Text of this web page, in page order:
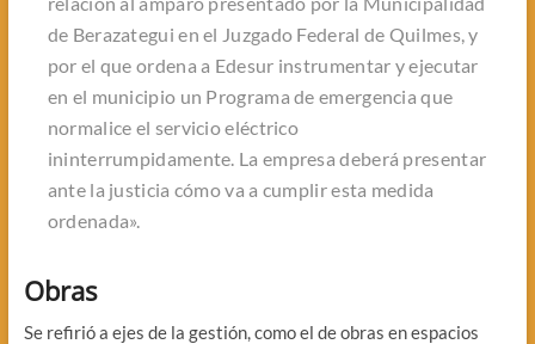
de Berazategui en el Juzgado Federal de Quilmes, y
por el que ordena a Edesur instrumentar y ejecutar
en el municipio un Programa de emergencia que
normalice el servicio eléctrico
ininterrumpidamente. La empresa deberá presentar
ante la justicia cómo va a cumplir esta medida
ordenada».
Obras
Se refirió a ejes de la gestión, como el de obras en espacios